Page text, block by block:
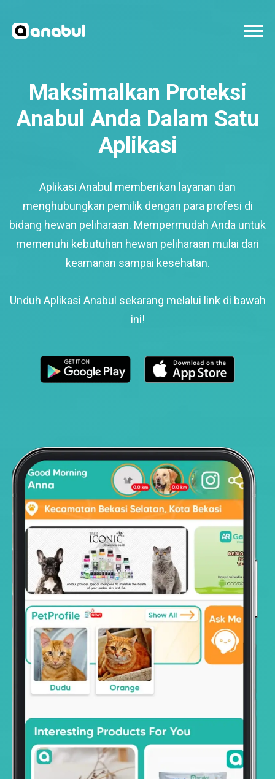
Maksimalkan Proteksi
Anabul Anda Dalam Satu
Aplikasi
Aplikasi Anabul memberikan layanan dan
menghubungkan pemilik dengan para profesi di
bidang hewan peliharaan. Mempermudah Anda untuk
memenuhi kebutuhan hewan peliharaan mulai dari
keamanan sampai kesehatan.
Unduh Aplikasi Anabul sekarang melalui link di bawah
ini!